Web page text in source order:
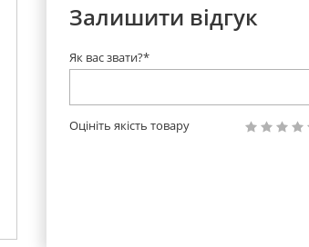
Залишити відгук
Як вас звати?*
Оцініть якість товару